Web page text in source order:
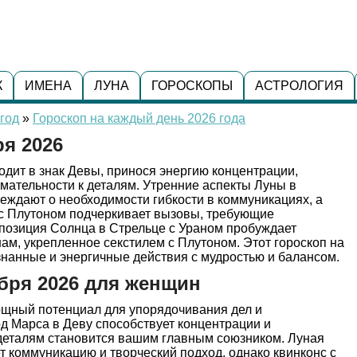
ИМЕНА ЛУНА ГОРОСКОПЫ АСТРОЛОГИЯ
» Гороскоп на каждый день 2026 года
2026
в знак Девы, принося энергию концентрации,
к деталям. Утренние аспекты Луны в
о необходимости гибкости в коммуникациях, а
Плутоном подчеркивает вызовы, требующие
Солнца в Стрельце с Ураном пробуждает
укрепленное секстилем с Плутоном. Этот гороскоп на
и энергичные действия с мудростью и балансом.
2026 для женщин
потенциал для упорядочивания дел и
Марса в Деву способствует концентрации и
становится вашим главным союзником. Луная
коммуникацию и творческий подход, однако квинконс с